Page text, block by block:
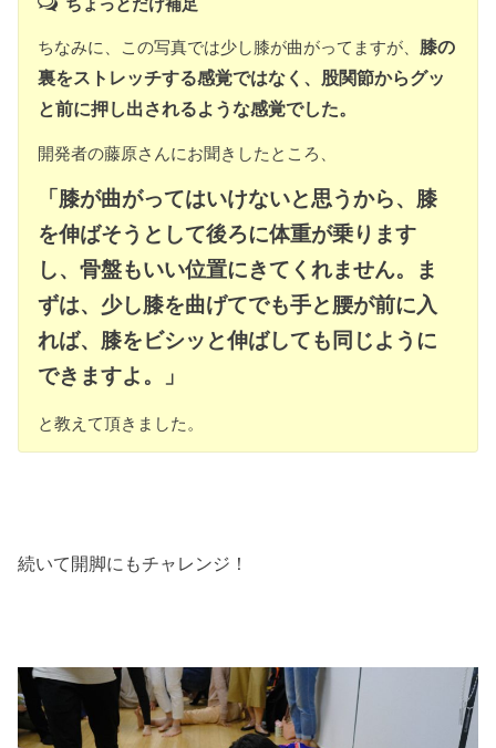
ちょっとだけ補足
ちなみに、この写真では少し膝が曲がってますが、 膝の
裏をストレッチする感覚ではなく、股関節からグッ
と前に押し出されるような感覚でした。
開発者の藤原さんにお聞きしたところ、
「膝が曲がってはいけないと思うから、膝
を伸ばそうとして後ろに体重が乗ります
し、骨盤もいい位置にきてくれません。ま
ずは、少し膝を曲げてでも手と腰が前に入
れば、膝をビシッと伸ばしても同じように
できますよ。」
と教えて頂きました。
続いて開脚にもチャレンジ！